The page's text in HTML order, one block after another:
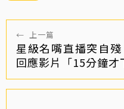
← 上一篇
星級名嘴直播突自
回應影片「15分鐘才